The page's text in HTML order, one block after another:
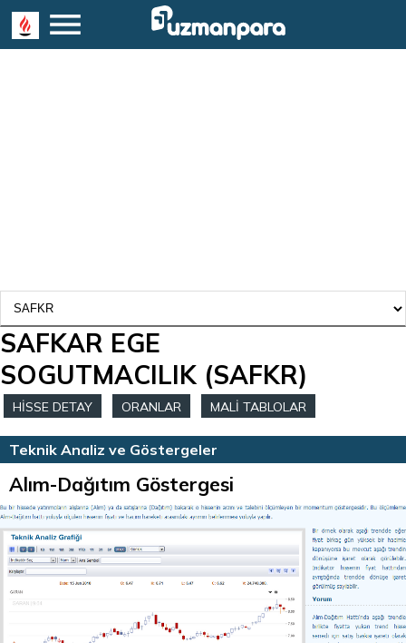
SAFKAR EGE
SOGUTMACILIK(SAFKR)
HİSSE DETAY ORANLAR MALİ TABLOLAR
HİSSE HABERLERİ TEKNİK ANALİZ
Teknik Analiz ve Göstergeler
Alım-Dağıtım Göstergesi